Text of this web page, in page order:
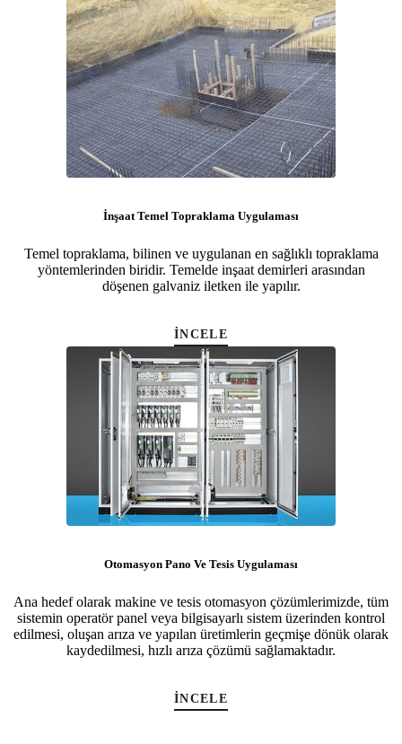
İnşaat Temel Topraklama Uygulaması
Temel topraklama, bilinen ve uygulanan en sağlıklı topraklama
yöntemlerinden biridir. Temelde inşaat demirleri arasından
döşenen galvaniz iletken ile yapılır.
İNCELE
Otomasyon Pano Ve Tesis Uygulaması
Ana hedef olarak makine ve tesis otomasyon çözümlerimizde, tüm
sistemin operatör panel veya bilgisayarlı sistem üzerinden kontrol
edilmesi, oluşan arıza ve yapılan üretimlerin geçmişe dönük olarak
kaydedilmesi, hızlı arıza çözümü sağlamaktadır.
İNCELE